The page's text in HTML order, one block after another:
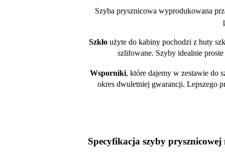
Szyba prysznicowa wyprodukowana
Szkło użyte do kabiny pochodzi z huty
szlifowane. Szyby idealnie
Wsporniki, które dajemy w zestawie do
okres dwuletniej gwarancji. Lepszego
Specyfikacja szyby prysznicowej